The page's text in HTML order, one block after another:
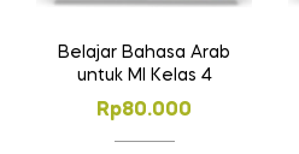
Belajar Bahasa Arab
untuk MI Kelas 4
Rp80.000